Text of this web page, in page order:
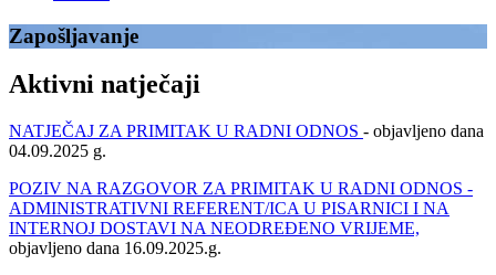
Zapošljavanje
Aktivni natječaji
NATJEČAJ ZA PRIMITAK U RADNI ODNOS - objavljeno dana
04.09.2025 g.
POZIV NA RAZGOVOR ZA PRIMITAK U RADNI ODNOS -
ADMINISTRATIVNI REFERENT/ICA U PISARNICI I NA
INTERNOJ DOSTAVI NA NEODREĐENO VRIJEME,
objavljeno dana 16.09.2025.g.